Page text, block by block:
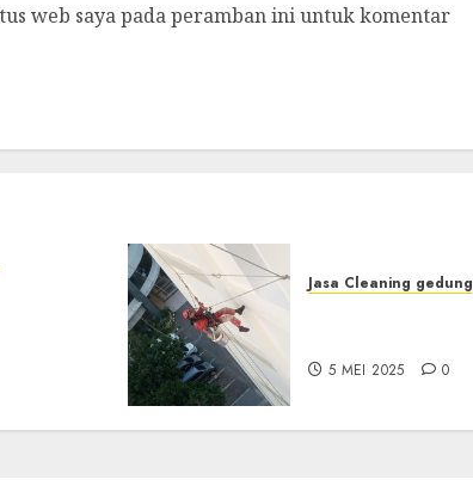
web saya pada peramban ini untuk komentar
Jasa Cleaning gedung
5 MEI 2025 0